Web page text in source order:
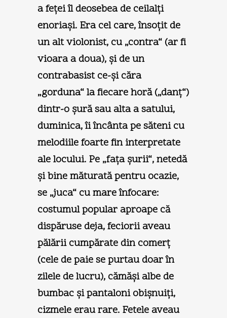
a feţei îl deosebea de ceilalţi
enoriaşi. Era cel care, însoţit de
un alt violonist, cu „contra“ (ar fi
vioara a doua), şi de un
contrabasist ce-şi căra
„gorduna“ la fiecare horă („danţ“)
dintr-o şură sau alta a satului,
duminica, îi încânta pe săteni cu
melodiile foarte fin interpretate
ale locului. Pe „faţa şurii“, netedă
şi bine măturată pentru ocazie,
se „juca“ cu mare înfocare:
costumul popular aproape că
dispăruse deja, feciorii aveau
pălării cumpărate din comerţ
(cele de paie se purtau doar în
zilele de lucru), cămăşi albe de
bumbac şi pantaloni obişnuiţi,
cizmele erau rare. Fetele aveau